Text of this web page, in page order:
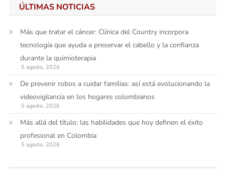
ÚLTIMAS NOTICIAS
Más que tratar el cáncer: Clínica del Country incorpora
tecnología que ayuda a preservar el cabello y la confianza
durante la quimioterapia
5 agosto, 2026
De prevenir robos a cuidar familias: así está evolucionando la
videovigilancia en los hogares colombianos
5 agosto, 2026
Más allá del título: las habilidades que hoy definen el éxito
profesional en Colombia
5 agosto, 2026